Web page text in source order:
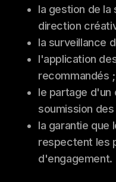
la gestion de
direction
la surveillance
l'application
recommandés ;
le partage d'un
soumission
la garantie que
respectent les
d'engagement.